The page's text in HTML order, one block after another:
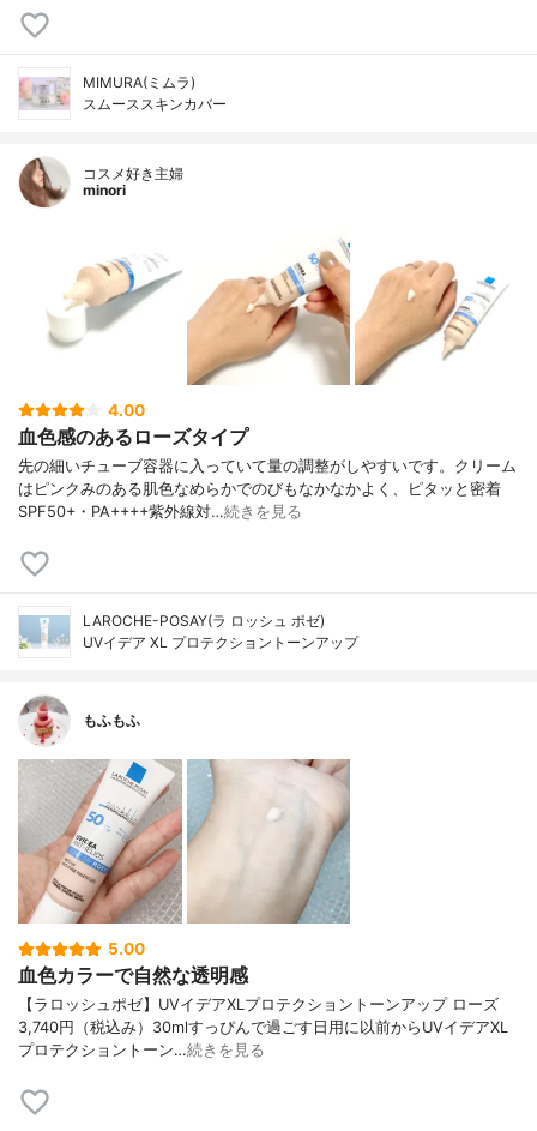
MIMURA(ミムラ)
スムーススキンカバー
コスメ好き主婦
minori
4.00
血色感のあるローズタイプ
先の細いチューブ容器に入っていて量の調整がしやすいです。クリーム
はピンクみのある肌色なめらかでのびもなかなかよく、ピタッと密着
SPF50+・PA++++紫外線対…続きを見る
LAROCHE-POSAY(ラ ロッシュ ポゼ)
UVイデア XL プロテクショントーンアップ
もふもふ
5.00
血色カラーで自然な透明感
【ラロッシュポゼ】UVイデアXLプロテクショントーンアップ ローズ
3,740円（税込み）30mlすっぴんで過ごす日用に以前からUVイデアXL
プロテクショントーン…続きを見る